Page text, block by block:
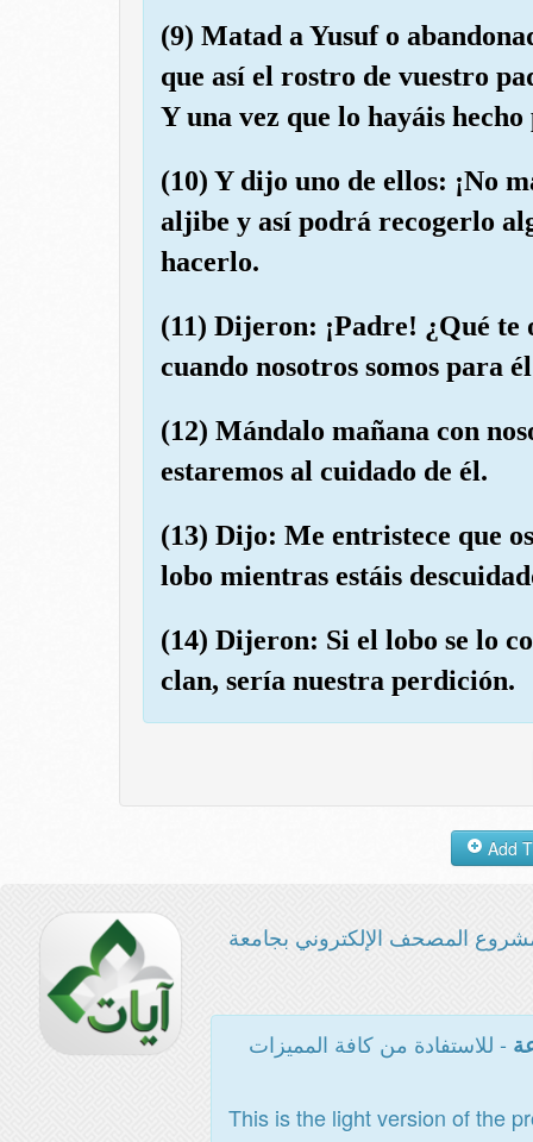
(9) Matad a Yusuf o
que así el rostro de vuestro
Y una vez que lo hayáis
(10) Y dijo uno de ellos: ¡No
aljibe y así podrá recogerlo
hacerlo.
(11) Dijeron: ¡Padre! ¿Qué te
cuando nosotros somos para
(12) Mándalo mañana con
estaremos al cuidado de él.
(13) Dijo: Me entristece que
lobo mientras estáis
(14) Dijeron: Si el lobo se lo
clan, sería nuestra perdición.
المصحف الإلكتروني بجامعة
- للاستفادة من كافة المميزات
This is the light version of the